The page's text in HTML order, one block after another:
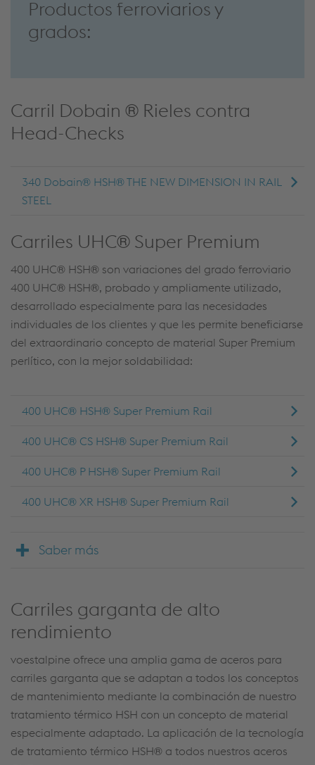
Productos ferroviarios y
grados:
Carril Dobain ® Rieles contra
Head-Checks
340 Dobain® HSH® THE NEW DIMENSION IN RAIL
STEEL
Carriles UHC® Super Premium
400 UHC® HSH® son variaciones del grado ferroviario
400 UHC® HSH®, probado y ampliamente utilizado,
desarrollado especialmente para las necesidades
individuales de los clientes y que les permite beneficiarse
del extraordinario concepto de material Super Premium
perlítico, con la mejor soldabilidad:
400 UHC® HSH® Super Premium Rail
400 UHC® CS HSH® Super Premium Rail
400 UHC® P HSH® Super Premium Rail
400 UHC® XR HSH® Super Premium Rail
Saber más
Carriles garganta de alto
rendimiento
voestalpine ofrece una amplia gama de aceros para
carriles garganta que se adaptan a todos los conceptos
de mantenimiento mediante la combinación de nuestro
tratamiento térmico HSH con un concepto de material
especialmente adaptado. La aplicación de la tecnología
de tratamiento térmico HSH® a todos nuestros aceros